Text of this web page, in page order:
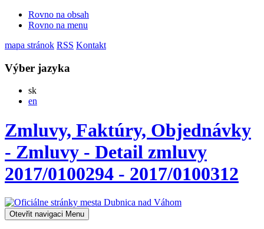
Rovno na obsah
Rovno na menu
mapa stránok RSS Kontakt
Výber jazyka
skSlovensky
en
Zmluvy, Faktúry, Objednávky
- Zmluvy - Detail zmluvy
2017/0100294 - 2017/0100312
Otevřit navigaci Menu